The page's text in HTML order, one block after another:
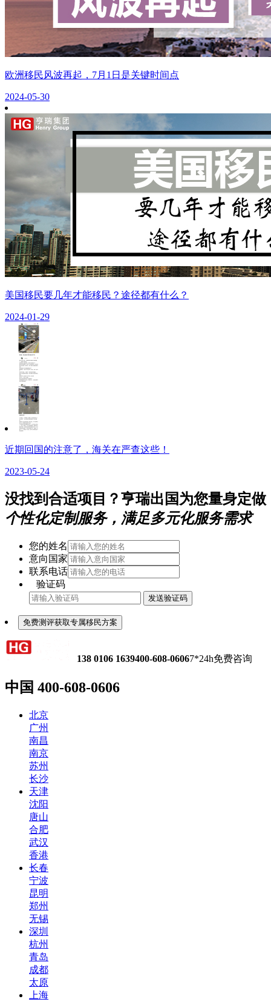
欧洲移民风波再起，7月1日是关键时间点
2024-05-30
美国移民要几年才能移民？途径都有什么？
2024-01-29
近期回国的注意了，海关在严查这些！
2023-05-24
没找到合适项目？亨瑞出国为您量身定做
个性化定制服务，满足多元化服务需求
您的姓名
意向国家
联系电话
验证码
发送验证码
免费测评获取专属移民方案
138 0106 1639400-608-06067*24h免费咨询
中国 400-608-0606
北京
广州
南昌
南京
苏州
长沙
天津
沈阳
唐山
合肥
武汉
香港
长春
宁波
昆明
郑州
无锡
深圳
杭州
青岛
成都
太原
上海